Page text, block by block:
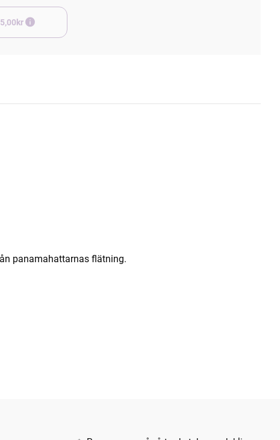
+45,00kr
panamahattarnas flätning.